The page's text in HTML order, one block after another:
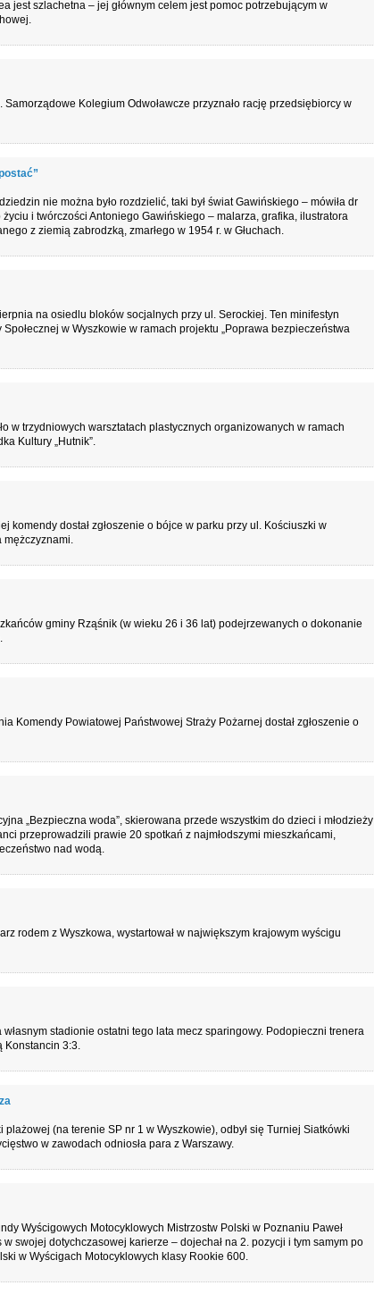
jest szlachetna – jej głównym celem jest pomoc potrzebującym w
Kolegium Odwoławcze przyznało rację przedsiębiorcy w
nie można było rozdzielić, taki był świat Gawińskiego – mówiła dr
i twórczości Antoniego Gawińskiego – malarza, grafika, ilustratora
z ziemią zabrodzką, zmarłego w 1954 r. w Głuchach.
na osiedlu bloków socjalnych przy ul. Serockiej. Ten minifestyn
w Wyszkowie w ramach projektu „Poprawa bezpieczeństwa
w trzydniowych warsztatach plastycznych organizowanych w ramach
Kultury „Hutnik”.
komendy dostał zgłoszenie o bójce w parku przy ul. Kościuszki w
mężczyznami.
gminy Rząśnik (w wieku 26 i 36 lat) podejrzewanych o dokonanie
Komendy Powiatowej Państwowej Straży Pożarnej dostał zgłoszenie o
„Bezpieczna woda”, skierowana przede wszystkim do dzieci i młodzieży
przeprowadzili prawie 20 spotkań z najmłodszymi mieszkańcami,
nad wodą.
rodem z Wyszkowa, wystartował w największym krajowym wyścigu
stadionie ostatni tego lata mecz sparingowy. Podopieczni trenera
Konstancin 3:3.
(na terenie SP nr 1 w Wyszkowie), odbył się Turniej Siatkówki
w zawodach odniosła para z Warszawy.
Wyścigowych Motocyklowych Mistrzostw Polski w Poznaniu Paweł
w swojej dotychczasowej karierze – dojechał na 2. pozycji i tym samym po
w Wyścigach Motocyklowych klasy Rookie 600.